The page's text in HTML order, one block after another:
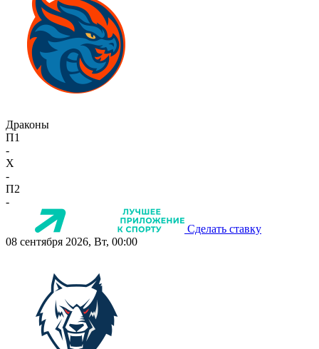
Драконы
П1
-
X
-
П2
-
Сделать ставку
08 сентября 2026, Вт, 00:00